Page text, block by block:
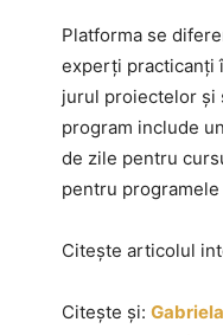
Platforma se
experți practicanți
jurul proiectelor și
program include
de zile pentru
pentru
Citește articolul
Citește și: